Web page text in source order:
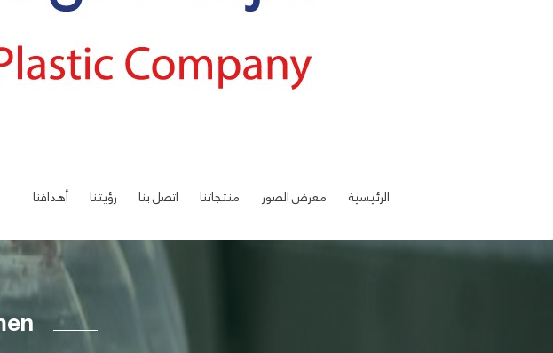
الرئيسية معرض الصور منتجاتنا اتصل بنا رؤيتنا أهدافنا